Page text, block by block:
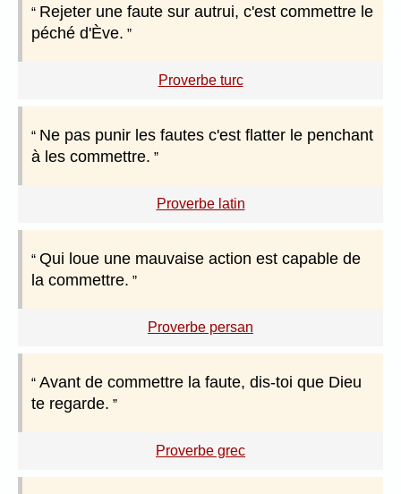
Rejeter une faute sur autrui, c'est commettre le
péché d'Ève.
Proverbe turc
Ne pas punir les fautes c'est flatter le penchant
à les commettre.
Proverbe latin
Qui loue une mauvaise action est capable de
la commettre.
Proverbe persan
Avant de commettre la faute, dis-toi que Dieu
te regarde.
Proverbe grec